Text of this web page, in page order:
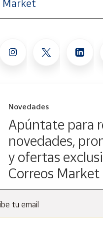
Market
Novedades
Apúntate para
novedades,
y ofertas
Correos Market
tu email